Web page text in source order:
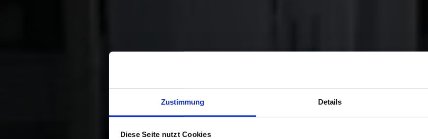
Zustimmung Details
Diese Seite nutzt Cookies
KRONE